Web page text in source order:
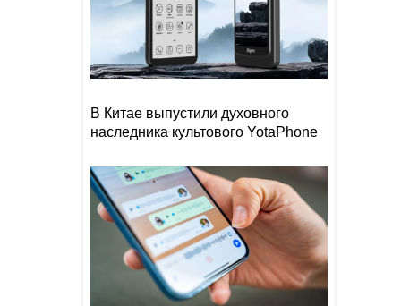
В Китае выпустили духовного
наследника культового YotaPhone